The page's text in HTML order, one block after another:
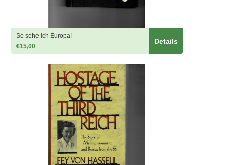
Details
So sehe ich Europa!
€15,00